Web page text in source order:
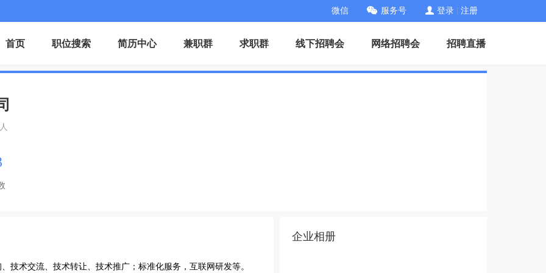
微信 服务号 登录 注册
首页 职位搜索 简历中心 兼职群 求职群 线下招聘会 网络招聘会 招聘直播
技术交流、技术转让、技术推广；标准化服务，互联网研发等。
企业相册